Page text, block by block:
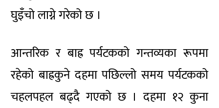
घुइँचो लाग्ने गरेको छ ।
आन्तरिक र बाह्र पर्यटकको गन्तव्यका रूपमा
रहेको बाह्रकुने दहमा पछिल्लो समय पर्यटकको
चहलपहल बढ्दै गएको छ । दहमा १२ कुना